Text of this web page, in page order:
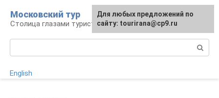
контенту
Московский тур
Столица глазами туриста
English
Для любых предложений по
сайту: tourirana@cp9.ru